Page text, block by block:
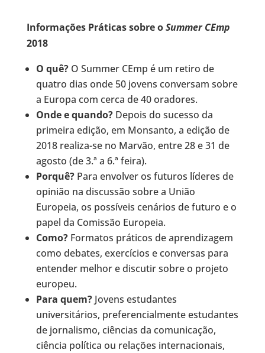
Informações Práticas sobre oSummer CEmp
2018
O quê?O Summer CEmp é um retiro de
quatro dias onde 50 jovens conversam sobre
a Europa com cerca de 40 oradores.
Onde e quando?Depois do sucesso da
primeira edição, em Monsanto, a edição de
2018 realiza-se no Marvão, entre 28 e 31 de
agosto (de 3.ª a 6.ª feira).
Porquê?Para envolver os futuros líderes de
opinião na discussão sobre a União
Europeia, os possíveis cenários de futuro e o
papel da Comissão Europeia.
Como?Formatos práticos de aprendizagem
como debates, exercícios e conversas para
entender melhor e discutir sobre o projeto
europeu.
Para quem? Jovens estudantes
universitários, preferencialmente estudantes
de jornalismo, ciências da comunicação,
ciência política ou relações internacionais,